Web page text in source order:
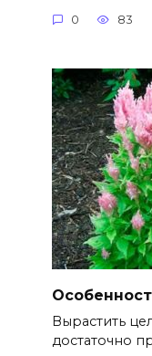
0 83
Вырастить
достаточно